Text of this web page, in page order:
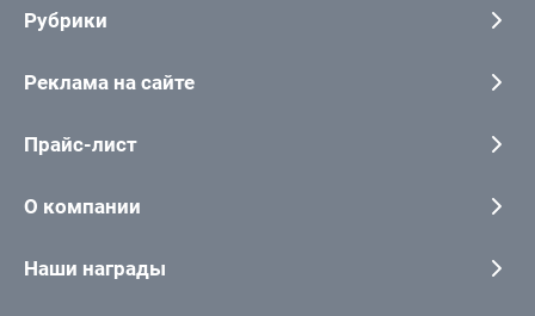
Рубрики
Реклама на сайте
Прайс-лист
О компании
Наши награды